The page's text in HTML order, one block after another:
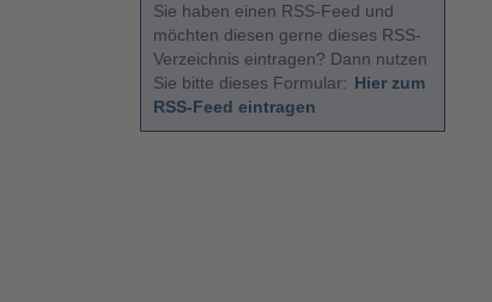
Sie haben einen RSS-Feed und
möchten diesen gerne dieses RSS-
Verzeichnis eintragen? Dann nutzen
Sie bitte dieses Formular: Hier zum
RSS-Feed eintragen